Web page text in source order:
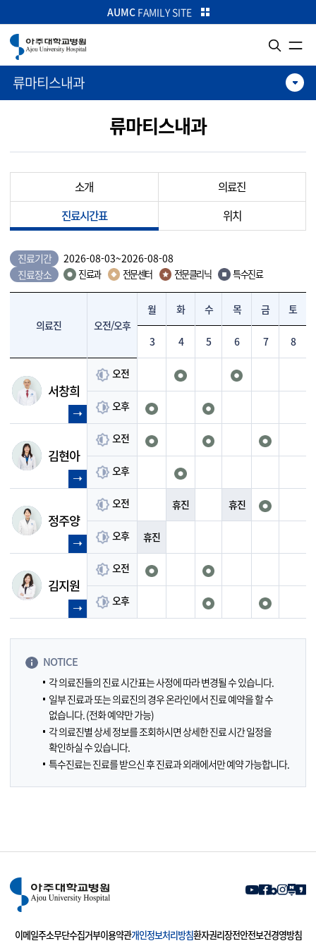
본문으로 가기
주메뉴로 가기
카피라이트로 가기
AUMCFAMILY SITE
류마티스내과
류마티스내과
소개
의료진
진료시간표
위치
진료기간 2026-08-03~2026-08-08
진료장소
진료과 전문센터 전문클리닉 특수진료
의료진 오전/오후
월 화 수 목 금 토
3 4 5 6 7 8
서창희
오전
오후
김현아
오전
오후
정주양
오전 휴진 휴진
오후 휴진
김지원
오전
오후
NOTICE
각 의료진들의 진료 시간표는 사정에 따라 변경될 수 있습니다.
일부 진료과 또는 의료진의 경우 온라인에서 진료 예약을 할 수
없습니다. (전화 예약만 가능)
각 의료진별 상세 정보를 조회하시면 상세한 진료 시간 일정을
확인하실 수 있습니다.
특수진료는 진료를 받으신 후 진료과 외래에서만 예약 가능합니다.
이메일주소무단수집거부이용약관개인정보처리방침환자권리장전안전보건경영방침